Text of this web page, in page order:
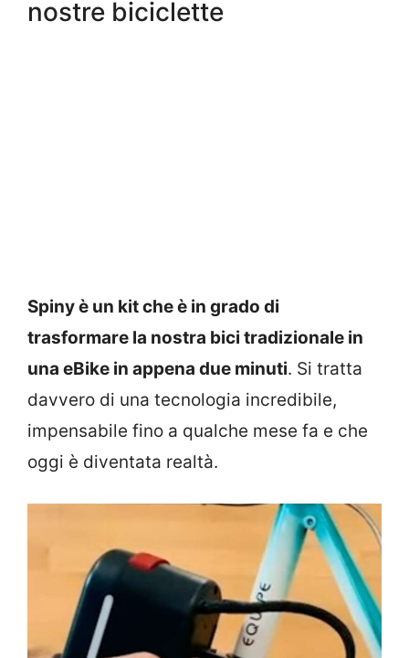
nostre biciclette
Spiny è un kit che è in grado di
trasformare la nostra bici tradizionale in
una eBike in appena due minuti. Si tratta
davvero di una tecnologia incredibile,
impensabile fino a qualche mese fa e che
oggi è diventata realtà.